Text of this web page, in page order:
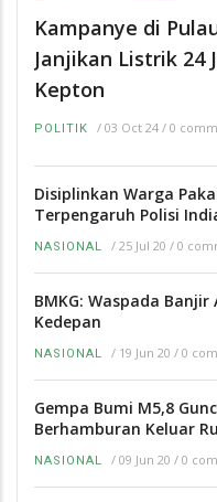
Kampanye di
Janjikan Listrik 24
Kepton
POLITIK / 03 Oct 24 / 0
Disiplinkan Warga
Terpengaruh Polisi
NASIONAL / 25 Jul 20 / 0
BMKG: Waspada
Kedepan
NASIONAL / 19 Jun 20 / 0
Gempa Bumi M5,8
Berhamburan Keluar
NASIONAL / 09 Jun 20 / 0